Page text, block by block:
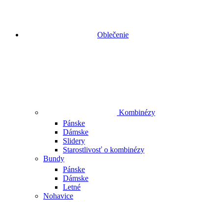
Oblečenie
Kombinézy
Pánske
Dámske
Slidery
Starostlivosť o kombinézy
Bundy
Pánske
Dámske
Letné
Nohavice